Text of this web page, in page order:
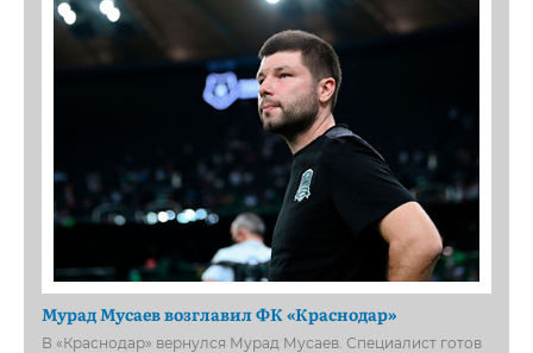
Мурад Мусаев возглавил ФК «Краснодар»
В «Краснодар» вернулся Мурад Мусаев. Специалист готов